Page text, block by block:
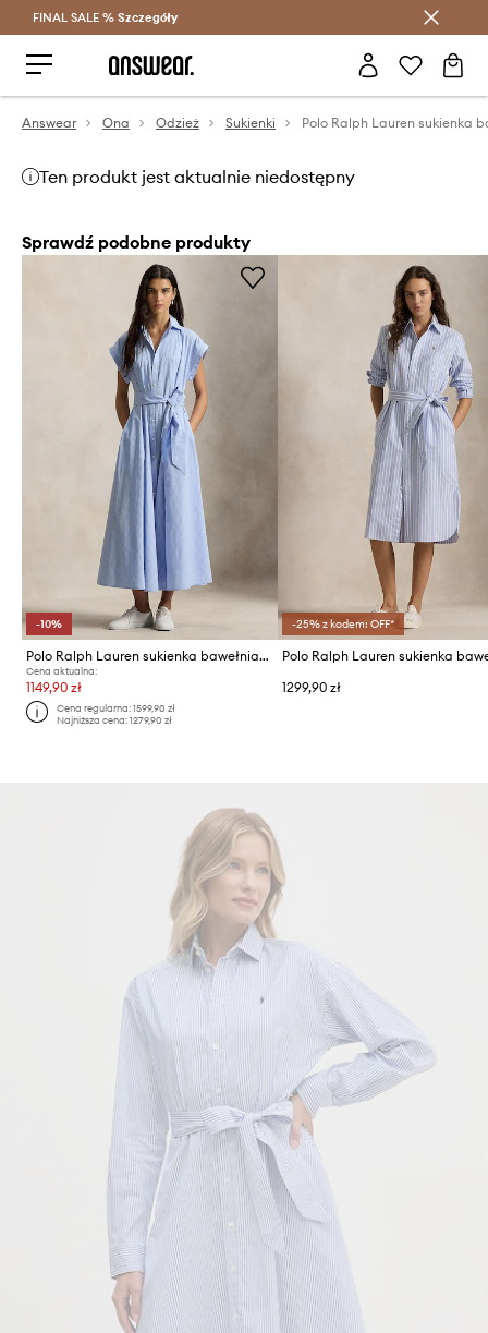
Oszczędzaj z Answear Club >
FINAL SALE % Szczegóły
Answear Ona Odzież Sukienki
Ten produkt jest aktualnie niedostępny
Sprawdź podobne produkty
-10%
Polo Ralph Lauren sukienka bawełniana
Cena aktualna:
1149,90 zł
Cena regularna:1599,90 zł
Najniższa cena:1279,90 zł
-25% z kodem: OFF*
1299,90 zł